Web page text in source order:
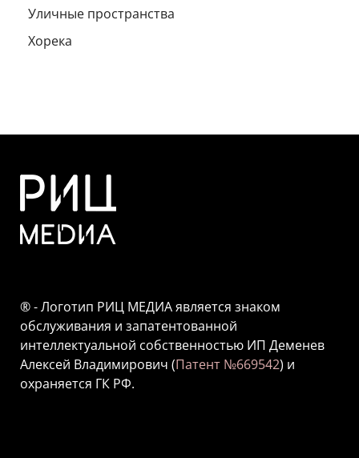
Уличные пространства
Хорека
® - Логотип РИЦ МЕДИА является знаком
обслуживания и запатентованной
интеллектуальной собственностью ИП Деменев
Алексей Владимирович (Патент №669542) и
охраняется ГК РФ.